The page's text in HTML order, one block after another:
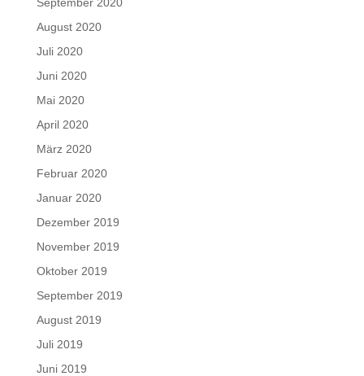
August 2020
Juli 2020
Juni 2020
Mai 2020
April 2020
März 2020
Februar 2020
Januar 2020
Dezember 2019
November 2019
Oktober 2019
September 2019
August 2019
Juli 2019
Juni 2019